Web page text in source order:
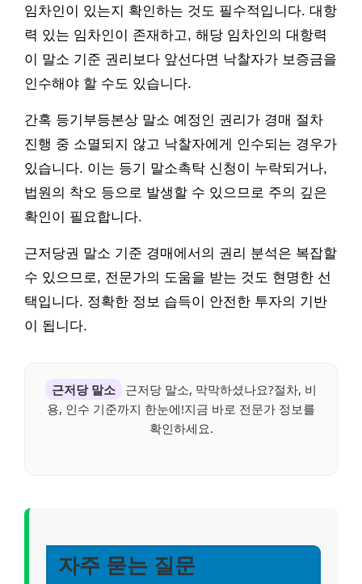
임차인이 있는지 확인하는 것도 필수적입니다. 대항
력 있는 임차인이 존재하고, 해당 임차인의 대항력
이 말소 기준 권리보다 앞선다면 낙찰자가 보증금을
인수해야 할 수도 있습니다.
간혹 등기부등본상 말소 예정인 권리가 경매 절차
진행 중 소멸되지 않고 낙찰자에게 인수되는 경우가
있습니다. 이는 등기 말소촉탁 신청이 누락되거나,
법원의 착오 등으로 발생할 수 있으므로 주의 깊은
확인이 필요합니다.
근저당권 말소 기준 경매에서의 권리 분석은 복잡할
수 있으므로, 전문가의 도움을 받는 것도 현명한 선
택입니다. 정확한 정보 습득이 안전한 투자의 기반
이 됩니다.
근저당 말소
근저당 말소, 막막하셨나요?절차, 비
용, 인수 기준까지 한눈에!지금 바로 전문가 정보를
확인하세요.
자주 묻는 질문